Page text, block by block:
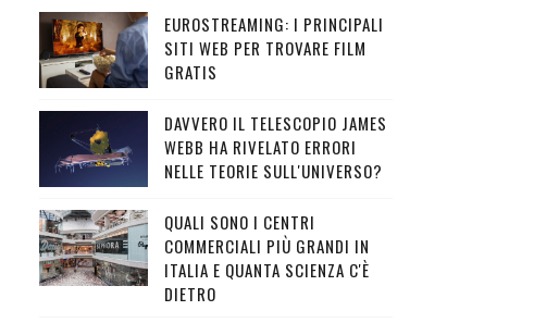
EUROSTREAMING: I PRINCIPALI
SITI WEB PER TROVARE FILM
GRATIS
DAVVERO IL TELESCOPIO JAMES
WEBB HA RIVELATO ERRORI
NELLE TEORIE SULL'UNIVERSO?
QUALI SONO I CENTRI
COMMERCIALI PIÙ GRANDI IN
ITALIA E QUANTA SCIENZA C'È
DIETRO